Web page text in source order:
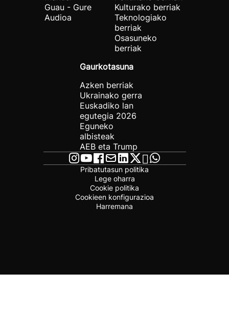
Guau - Gure
Audioa
Kulturako berriak
Teknologiako
berriak
Osasuneko
berriak
Gaurkotasuna
Azken berriak
Ukrainako gerra
Euskadiko lan
egutegia 2026
Eguneko
albisteak
AEB eta Trump
Pribatutasun politika
Lege oharra
Cookie politika
Cookieen konfigurazioa
Harremana